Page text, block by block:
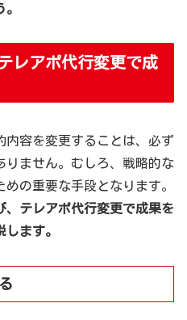
レアポ代行変更で成
内容を変更することは、必ず
りません。むしろ、戦略的な
の重要な手段となります。
、テレアポ代行変更で成果を
ます。